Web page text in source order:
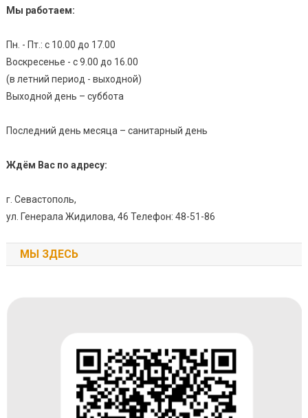
Мы работаем:
Пн. - Пт.: с 10.00 до 17.00
Воскресенье - с 9.00 до 16.00
(в летний период - выходной)
Выходной день – суббота
Последний день месяца – санитарный день
Ждём Вас по адресу:
г. Севастополь,
ул. Генерала Жидилова, 46 Телефон: 48-51-86
МЫ ЗДЕСЬ